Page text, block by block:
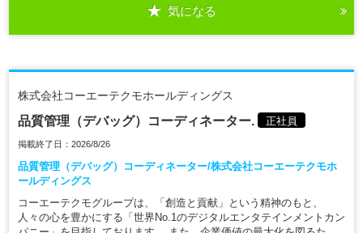
気になる
株式会社コーエーテクモホールディングス
品質管理（デバッグ）コーディネーター. 正社員
掲載終了日：2026/8/26
品質管理（デバッグ）コーディネーター/株式会社コーエーテクモホ
ールディングス
コーエーテクモグループは、「創造と貢献」という精神のもと、
人々の心を豊かにする「世界No.1のデジタルエンタテインメントカン